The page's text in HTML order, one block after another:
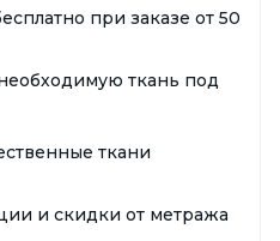
при заказе от 50
ткань под
ткани
и скидки от метража